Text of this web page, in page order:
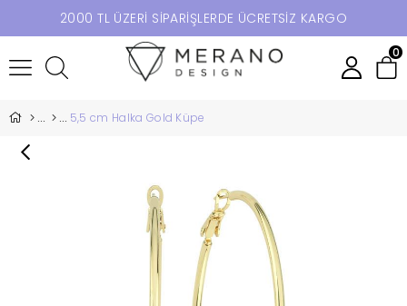
2000 TL ÜZERİ SİPARİŞLERDE ÜCRETSİZ KARGO
0
5,5 cm Halka Gold Küpe